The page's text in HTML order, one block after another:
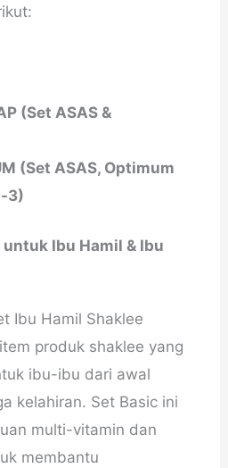
(Set ASAS &
(Set ASAS, Optimum
3)
Ibu Hamil & Ibu
Ibu Hamil Shaklee
produk shaklee yang
ibu-ibu dari awal
kelahiran. Set Basic ini
multi-vitamin dan
membantu